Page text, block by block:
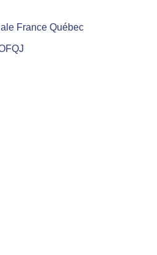
France Québec